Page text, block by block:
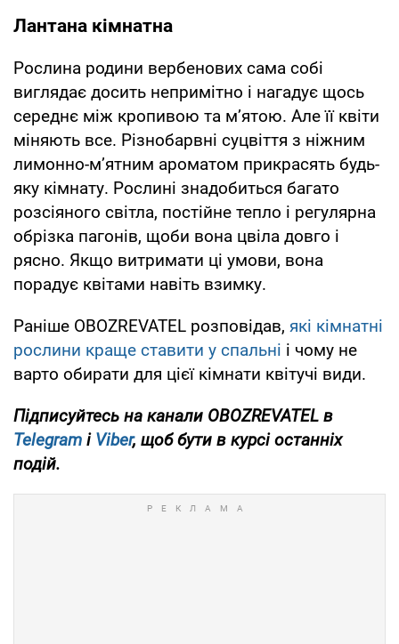
Лантана кімнатна
Рослина родини вербенових сама собі
виглядає досить непримітно і нагадує щось
середнє між кропивою та м’ятою. Але її квіти
міняють все. Різнобарвні суцвіття з ніжним
лимонно-м’ятним ароматом прикрасять будь-
яку кімнату. Рослині знадобиться багато
розсіяного світла, постійне тепло і регулярна
обрізка пагонів, щоби вона цвіла довго і
рясно. Якщо витримати ці умови, вона
порадує квітами навіть взимку.
Раніше OBOZREVATEL розповідав, які кімнатні
рослини краще ставити у спальні і чому не
варто обирати для цієї кімнати квітучі види.
Підписуйтесь на канали OBOZREVATEL в
Telegram і Viber, щоб бути в курсі останніх
подій.